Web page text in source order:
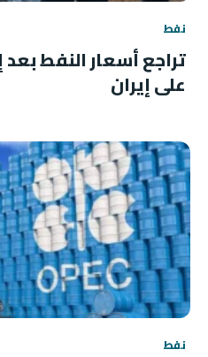
نفط
تراجع أسعار النفط
على إيران
نفط